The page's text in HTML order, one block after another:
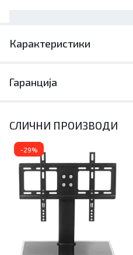
Карактеристики
Гаранција
СЛИЧНИ ПРОИЗВОДИ
-29%